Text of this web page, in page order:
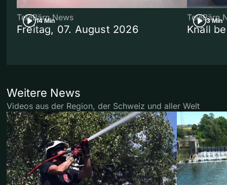
14 Min
TeleBärn News
Freitag, 07. August 2026
3 Min
TeleBärn
Knall
Weitere News
Videos aus der Region, der Schweiz und aller Welt